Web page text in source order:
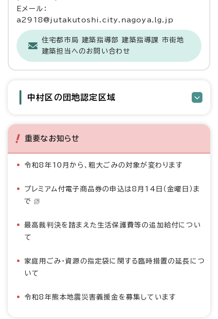
Eメール：
a2918@jutakutoshi.city.nagoya.lg.jp
住宅都市局 建築指導部 建築指導課 市街地
建築担当へのお問い合わせ
中村区の団地認定区域
重要なお知らせ
令和8年10月から、粗大ごみの対象が変わります
プレミアム付電子商品券の申込は8月14日（金曜日）ま
で
最高裁判決を踏まえた生活保護費等の追加給付につい
て
家庭用ごみ・資源の指定袋に関する臨時措置の延長につ
いて
令和8年熊本地震災害義援金を募集しています